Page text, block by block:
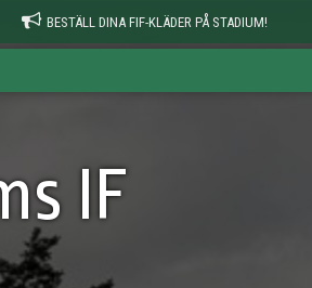
BESTÄLL DINA FIF-KLÄDER PÅ STADIUM!
IF